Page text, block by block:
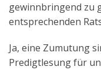
gewinnbringend zu
entsprechenden
Ja, eine Zumutung
Predigtlesung für